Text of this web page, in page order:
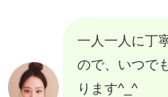
一人一人に丁
ので、いつで
ります^_^